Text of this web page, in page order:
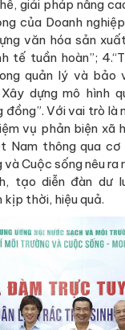
đã thực
tuyến đối với
được dư luận quan tâm
và hợp tác
đang khởi động
giảm thiểu ô
Trung tâm R&D
đạt được trong
Việt Nam đã
phần vào thành
trường, cùng góp
kinh tế xanh,
hiệu quả các